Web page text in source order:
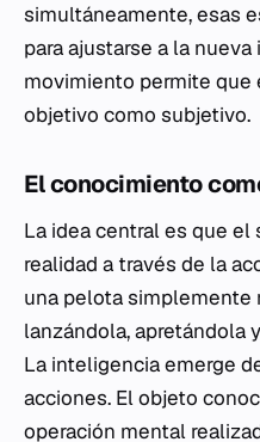
simultáneamente, esas
para ajustarse a la
movimiento permite
objetivo como subjetivo.
El conocimiento
La idea central es que
realidad a través de la
una pelota simplemente
lanzándola, apretándola
La inteligencia emerge
acciones. El objeto
operación mental